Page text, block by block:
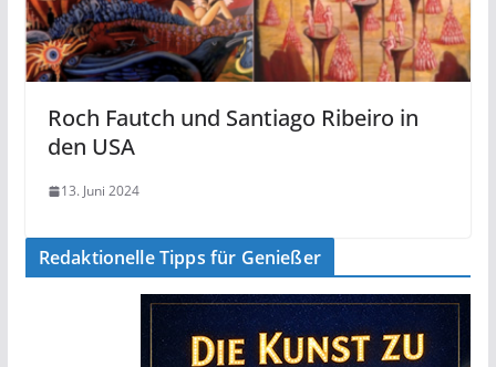
Roch Fautch und Santiago Ribeiro in
den USA
13. Juni 2024
Redaktionelle Tipps für Genießer